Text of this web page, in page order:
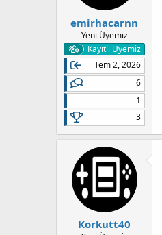
emirhacarnn
Yeni Üyemiz
Kayıtlı Üyemiz
Tem 2, 2026
6
1
3
Korkutt40